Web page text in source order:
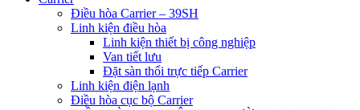
Điều hòa Carrier – 39SH
Linh kiện điều hòa
Linh kiện thiết bị công nghiệp
Van tiết lưu
Đặt sàn thổi trực tiếp Carrier
Linh kiện điện lạnh
Điều hòa cục bộ Carrier